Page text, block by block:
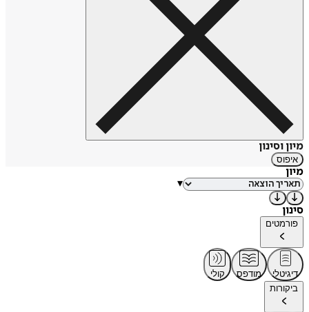
מיון וסינון
איפוס
מיון
▾
סינון
פורמטים
דיגיטלי מודפס
קולי
ביקורות